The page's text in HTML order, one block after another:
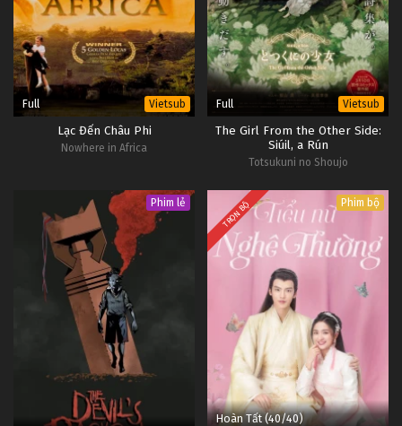
#1
26 Hoang Dã Tập 26
OP -
Vietsub
#1
25 Hoang Dã Tập 25
OP -
Vietsub
#1
OP -
Hoang Dã Tập 23
OP -
Vietsub
#1
Full Vietsub
Lạc Đến Châu Phi
Nowhere in Africa
Full Vietsub
The Girl From the Other Side:
Siúil, a Rún
Totsukuni no Shoujo
Phim lẻ TRỌN BỘ Phim bộ
Hoàn Tất (40/40)